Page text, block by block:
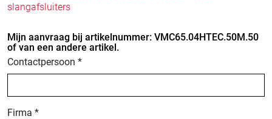
slangafsluiters
Mijn aanvraag bij artikelnummer: VMC65.04HTEC.50M.50
of van een andere artikel.
Contactpersoon *
Firma *